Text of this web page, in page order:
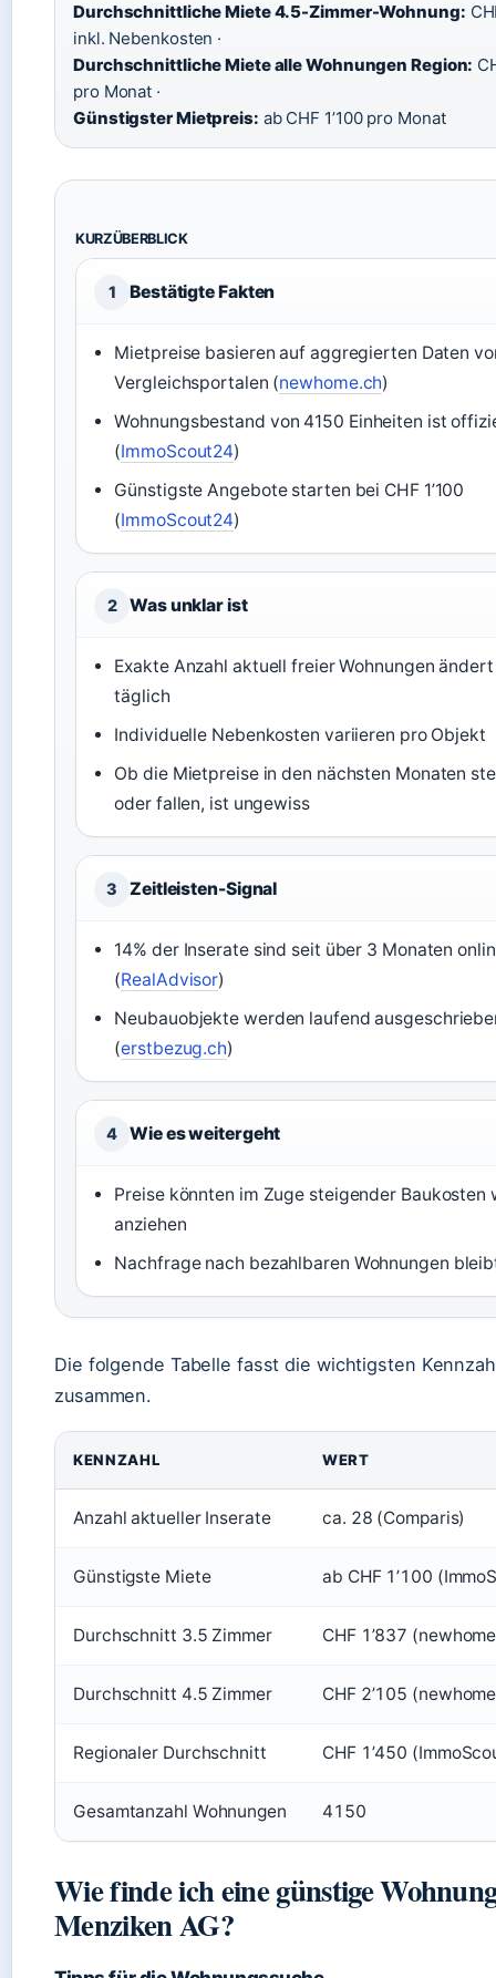
Durchschnittliche Miete 4.5-Zimmer-Wohnung:
inkl. Nebenkosten ·
Durchschnittliche Miete alle Wohnungen Region:
pro Monat ·
Günstigster Mietpreis: ab CHF 1’100 pro Monat
KURZÜBERBLICK
1 Bestätigte Fakten
Mietpreise basieren auf aggregierten Daten
Vergleichsportalen (newhome.ch)
Wohnungsbestand von 4150 Einheiten ist
(ImmoScout24)
Günstigste Angebote starten bei CHF 1’100
(ImmoScout24)
2 Was unklar ist
Exakte Anzahl aktuell freier Wohnungen
täglich
Individuelle Nebenkosten variieren pro Objekt
Ob die Mietpreise in den nächsten Monaten
oder fallen, ist ungewiss
3 Zeitleisten-Signal
14% der Inserate sind seit über 3 Monaten
(RealAdvisor)
Neubauobjekte werden laufend
(erstbezug.ch)
4 Wie es weitergeht
Preise könnten im Zuge steigender Baukosten
anziehen
Nachfrage nach bezahlbaren Wohnungen
Die folgende Tabelle fasst die wichtigsten
zusammen.
KENNZAHL WERT
Anzahl aktueller Inserate ca. 28 (Comparis)
Günstigste Miete ab CHF 1’100
Durchschnitt 3.5 Zimmer CHF 1’837
Durchschnitt 4.5 Zimmer CHF 2’105
Regionaler Durchschnitt CHF 1’450
Gesamtanzahl Wohnungen 4150
Wie finde ich eine günstige
Menziken AG?